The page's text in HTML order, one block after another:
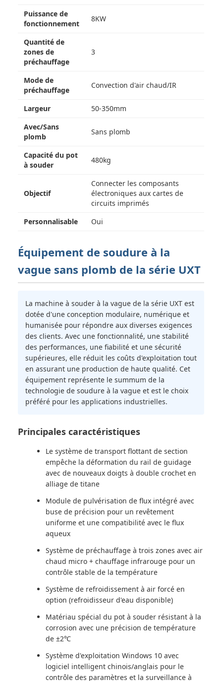
Puissance de
fonctionnement
8KW
Quantité de
zones de
préchauffage
3
Mode de
préchauffage
Convection d'air chaud/IR
Largeur
50-350mm
Avec/Sans
plomb
Sans plomb
Capacité du pot
à souder
480kg
Objectif
Connecter les composants
électroniques aux cartes de
circuits imprimés
Personnalisable
Oui
Équipement de soudure à la
vague sans plomb de la série UXT
La machine à souder à la vague de la série UXT est
dotée d'une conception modulaire, numérique et
humanisée pour répondre aux diverses exigences
des clients. Avec une fonctionnalité, une stabilité
des performances, une fiabilité et une sécurité
supérieures, elle réduit les coûts d'exploitation tout
en assurant une production de haute qualité. Cet
équipement représente le summum de la
technologie de soudure à la vague et est le choix
préféré pour les applications industrielles.
Principales caractéristiques
Le système de transport flottant de section
empêche la déformation du rail de guidage
avec de nouveaux doigts à double crochet en
alliage de titane
Module de pulvérisation de flux intégré avec
buse de précision pour un revêtement
uniforme et une compatibilité avec le flux
aqueux
Système de préchauffage à trois zones avec air
chaud micro + chauffage infrarouge pour un
contrôle stable de la température
Système de refroidissement à air forcé en
option (refroidisseur d'eau disponible)
Matériau spécial du pot à souder résistant à la
corrosion avec une précision de température
de ±2℃
Système d'exploitation Windows 10 avec
logiciel intelligent chinois/anglais pour le
contrôle des paramètres et la surveillance à